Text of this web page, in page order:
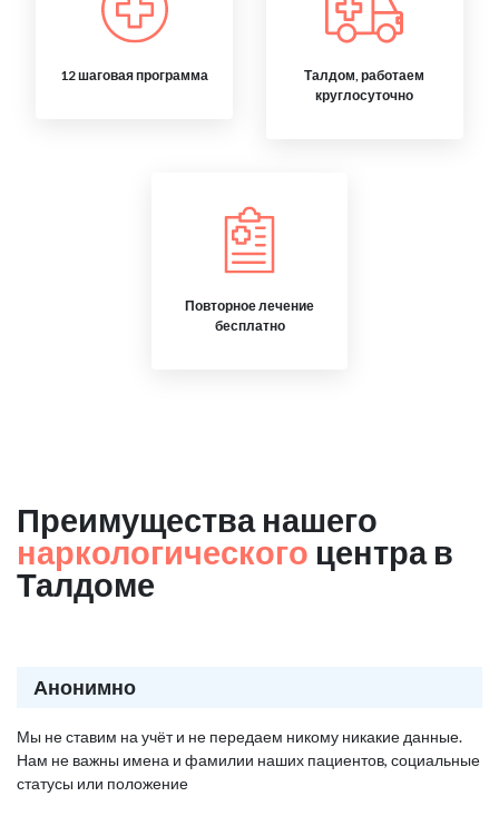
12 шаговая программа
Талдом, работаем
круглосуточно
Повторное лечение
бесплатно
Преимущества нашего
наркологического центра в
Талдоме
Анонимно
Мы не ставим на учёт и не передаем никому никакие данные.
Нам не важны имена и фамилии наших пациентов, социальные
статусы или положение